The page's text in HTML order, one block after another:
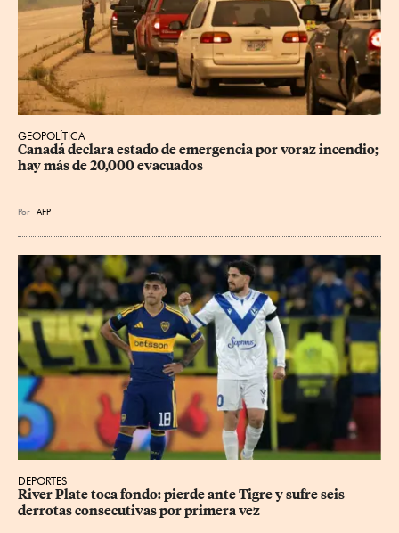
GEOPOLÍTICA
Canadá declara estado de emergencia por voraz incendio;
hay más de 20,000 evacuados
Por AFP
DEPORTES
River Plate toca fondo: pierde ante Tigre y sufre seis
derrotas consecutivas por primera vez